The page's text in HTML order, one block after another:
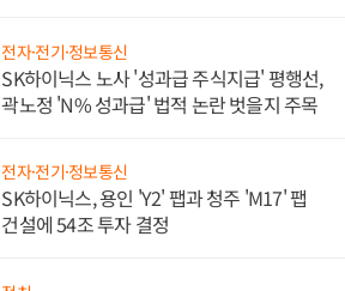
전자·전기·정보통신
SK하이닉스 노사 '성과급 주식지급' 평행선,
곽노정 'N% 성과급' 법적 논란 벗을지 주목
전자·전기·정보통신
SK하이닉스, 용인 'Y2' 팹과 청주 'M17' 팹
건설에 54조 투자 결정